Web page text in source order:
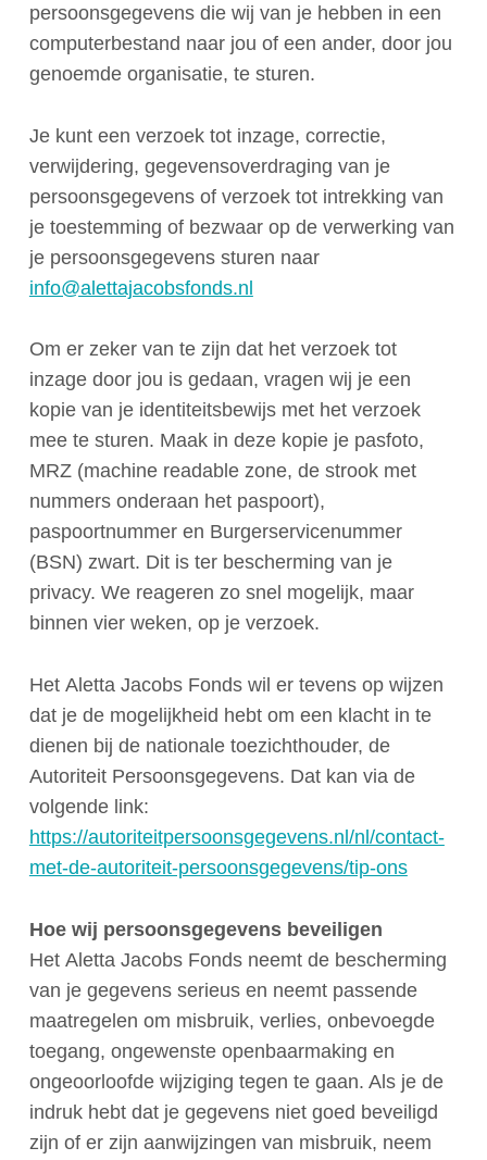
persoonsgegevens die wij van je hebben in een
computerbestand naar jou of een ander, door jou
genoemde organisatie, te sturen.
Je kunt een verzoek tot inzage, correctie,
verwijdering, gegevensoverdraging van je
persoonsgegevens of verzoek tot intrekking van
je toestemming of bezwaar op de verwerking van
je persoonsgegevens sturen naar
info@alettajacobsfonds.nl
Om er zeker van te zijn dat het verzoek tot
inzage door jou is gedaan, vragen wij je een
kopie van je identiteitsbewijs met het verzoek
mee te sturen. Maak in deze kopie je pasfoto,
MRZ (machine readable zone, de strook met
nummers onderaan het paspoort),
paspoortnummer en Burgerservicenummer
(BSN) zwart. Dit is ter bescherming van je
privacy. We reageren zo snel mogelijk, maar
binnen vier weken, op je verzoek.
Het Aletta Jacobs Fonds wil er tevens op wijzen
dat je de mogelijkheid hebt om een klacht in te
dienen bij de nationale toezichthouder, de
Autoriteit Persoonsgegevens. Dat kan via de
volgende link:
https://autoriteitpersoonsgegevens.nl/nl/contact-
met-de-autoriteit-persoonsgegevens/tip-ons
Hoe wij persoonsgegevens beveiligen
Het Aletta Jacobs Fonds neemt de bescherming
van je gegevens serieus en neemt passende
maatregelen om misbruik, verlies, onbevoegde
toegang, ongewenste openbaarmaking en
ongeoorloofde wijziging tegen te gaan. Als je de
indruk hebt dat je gegevens niet goed beveiligd
zijn of er zijn aanwijzingen van misbruik, neem